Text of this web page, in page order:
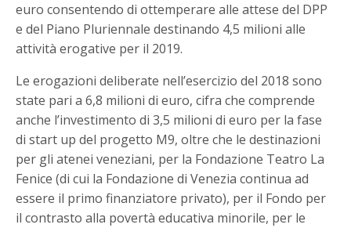
euro consentendo di ottemperare alle attese del DPP
e del Piano Pluriennale destinando 4,5 milioni alle
attività erogative per il 2019.
Le erogazioni deliberate nell’esercizio del 2018 sono
state pari a 6,8 milioni di euro, cifra che comprende
anche l’investimento di 3,5 milioni di euro per la fase
di start up del progetto M9, oltre che le destinazioni
per gli atenei veneziani, per la Fondazione Teatro La
Fenice (di cui la Fondazione di Venezia continua ad
essere il primo finanziatore privato), per il Fondo per
il contrasto alla povertà educativa minorile, per le